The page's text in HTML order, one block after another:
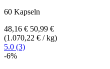
60 Kapseln
48,16 € 50,99 €
(1.070,22 € / kg)
5.0 (3)
-6%